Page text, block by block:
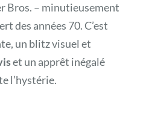
Bros. – minutieusement
des années 70. C’est
un blitz visuel et
et un apprêt inégalé
l’hystérie.